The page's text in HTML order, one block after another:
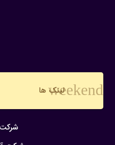
weekend
لینک ها
شرکت